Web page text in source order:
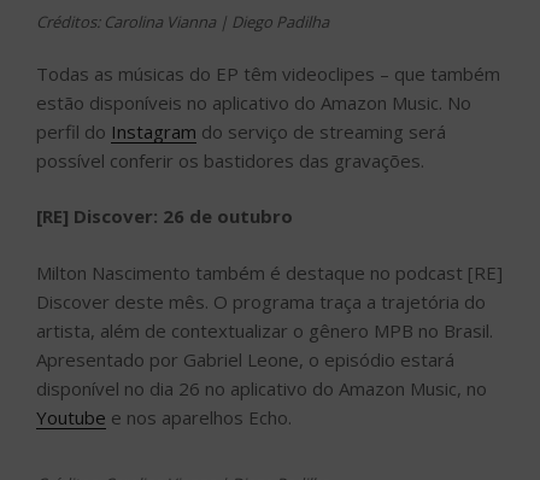
Créditos: Carolina Vianna | Diego Padilha
Todas as músicas do EP têm videoclipes – que também
estão disponíveis no aplicativo do Amazon Music. No
perfil do Instagram do serviço de streaming será
possível conferir os bastidores das gravações.
[RE] Discover: 26 de outubro
Milton Nascimento também é destaque no podcast [RE]
Discover deste mês. O programa traça a trajetória do
artista, além de contextualizar o gênero MPB no Brasil.
Apresentado por Gabriel Leone, o episódio estará
disponível no dia 26 no aplicativo do Amazon Music, no
Youtube e nos aparelhos Echo.